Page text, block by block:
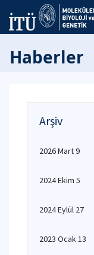
Haberler
Arşiv
2026 Mart 9
2024 Ekim 5
2024 Eylül 27
2023 Ocak 13